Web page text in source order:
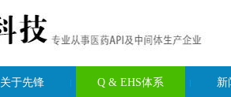
关于先锋 Q & EHS体系 新